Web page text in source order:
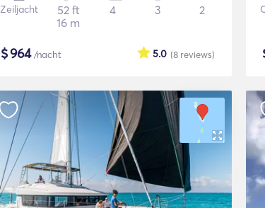
Zeiljacht
52 ft
16 m
4 3 2
$964/nacht (8 reviews)
5.0